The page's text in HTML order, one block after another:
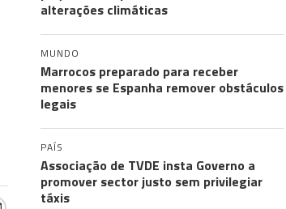
alterações climáticas
MUNDO
Marrocos preparado para receber
menores se Espanha remover obstáculos
legais
PAÍS
Associação de TVDE insta Governo a
promover sector justo sem privilegiar
táxis